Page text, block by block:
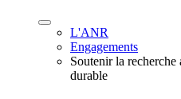
L'ANR
Engagements
Soutenir la
durable